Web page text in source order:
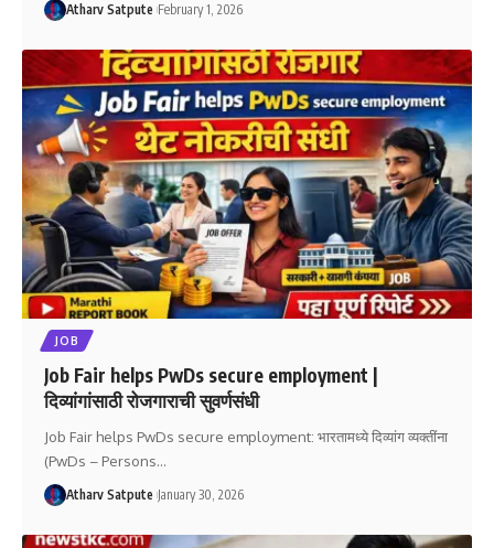
Atharv Satpute February 1, 2026
JOB
Job Fair helps PwDs secure employment |
दिव्यांगांसाठी रोजगाराची सुवर्णसंधी
Job Fair helps PwDs secure employment: भारतामध्ये दिव्यांग व्यक्तींना
(PwDs – Persons…
Atharv Satpute January 30, 2026